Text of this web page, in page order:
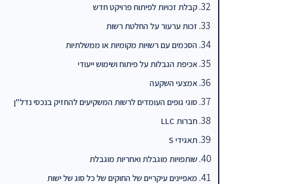
קבלת זכויות לפיתוח פרויקט חדש
זכות ערעור על החלטת רשות
הסכמים עם רשויות מקומיות או ממשלתיות
אכיפת הגבלות על פיתוח ושימוש ייעודי
אמצעי השקעה
סוגי גופים העומדים לרשות המשקיעים להחזיק בנכסי נדל"ן
חברות LLC
תאגידי S
שותפויות מוגבלת ואחריות מוגבלת
מאפיינים עיקריים של החוקים של כל סוג של ישות